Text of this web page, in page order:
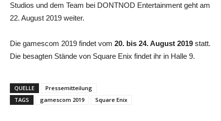
Studios und dem Team bei DONTNOD Entertainment geht am
22. August 2019 weiter.
Die gamescom 2019 findet vom 20. bis 24. August 2019 statt.
Die besagten Stände von Square Enix findet ihr in Halle 9.
QUELLE
Pressemitteilung
TAGS
gamescom 2019 Square Enix